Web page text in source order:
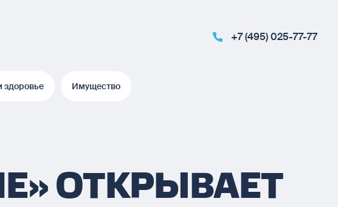
+7 (495) 025-77-77
здоровье Имущество
ОТКРЫВАЕТ